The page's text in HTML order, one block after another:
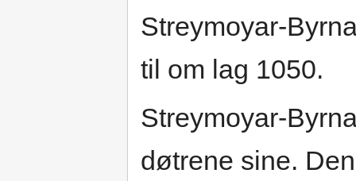
Streymoyar-
til om lag 1050.
Streymoyar-
døtrene sine.